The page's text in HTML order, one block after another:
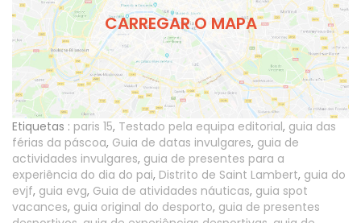
CARREGAR O MAPA
Etiquetas : paris 15, Testado pela equipa editorial, guia das
férias da páscoa, Guia de datas invulgares, guia de
actividades invulgares, guia de presentes para a
experiência do dia do pai, Distrito de Saint Lambert, guia do
evjf, guia evg, Guia de atividades náuticas, guia spot
vacances, guia original do desporto, guia de presentes